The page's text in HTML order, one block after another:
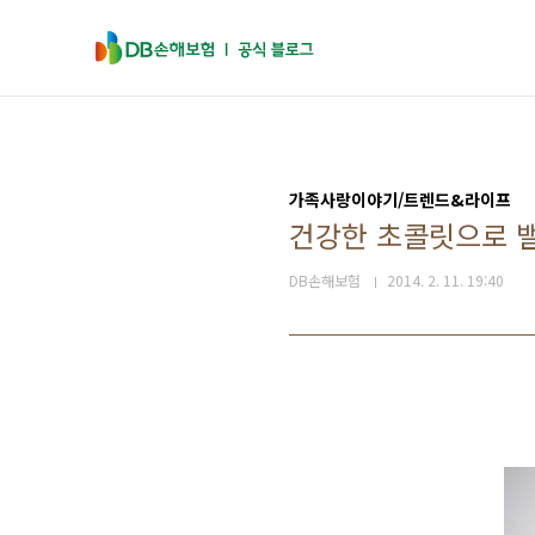
가족사랑이야기/트렌드&라이프
건강한 초콜릿으로
DB손해보험 2014. 2. 11. 19:40